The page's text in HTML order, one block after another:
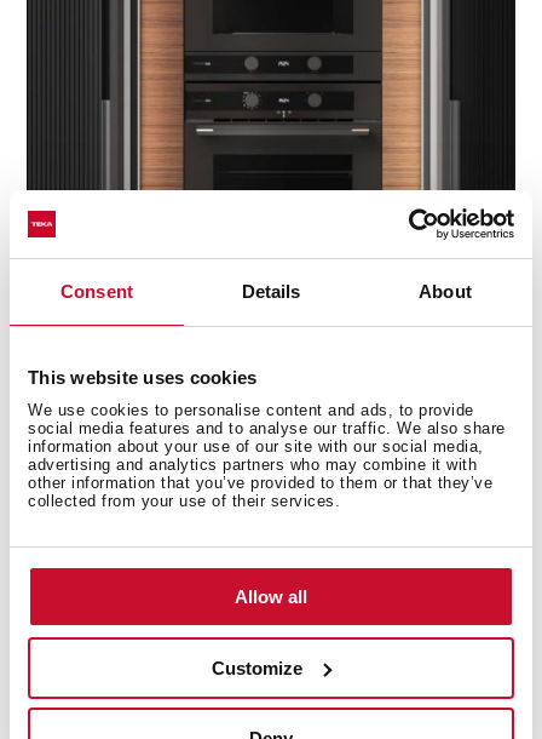
Consent Details About
This website uses cookies
We use cookies to personalise content and ads, to provide
social media features and to analyse our traffic. We also share
information about your use of our site with our social media,
advertising and analytics partners who may combine it with
other information that you’ve provided to them or that they’ve
collected from your use of their services.
Allow all
Customize
Eleganckie wykończenia Infinity | G1
Każdy z produktów wchodzących w skład linii Infinity |
G1 posiada wykończenia z czarnego, matowego szkła.
branży motoryzacyjnej, modowej czy elektronicznej.
Matowa powierzchnia sprawia, że czerń staje się
„cieplejsza” w odbiorze, nadaje przedmiotom bardziej
przystępny, przytulny wygląd. Zestawiając matową
czerń szkła z miedzianymi elementami wykończenia
jest przemyślane wizualnie i stanowi ozdobę kuchni,
którą chcemy wszystkim zaprezentować w pełnej
Infinity | G1 – doskonałe dopasowanie
do Twojej kuchni
Nowa linia G1 doskonale komponuje się z zabudową